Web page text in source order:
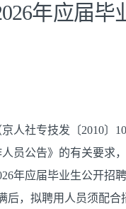
年应届毕
人社专技发〔2010〕
人员公告》 的有关要求
6年应届毕业生公开招
后，拟聘用人员须配合